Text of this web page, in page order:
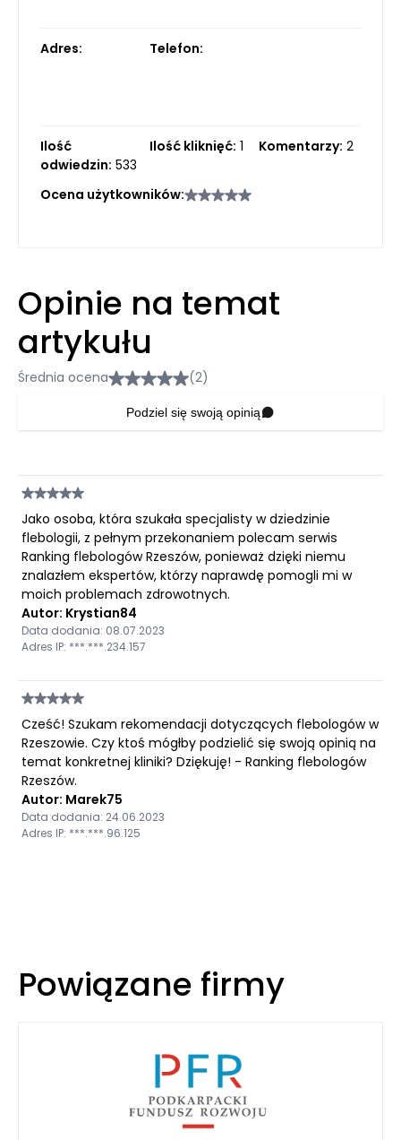
Adres: Telefon:
Ilość
odwiedzin: 533
Ilość kliknięć: 1 Komentarzy: 2
Ocena użytkowników:
Opinie na temat
artykułu
Średnia ocena (2)
Podziel się swoją opinią
Jako osoba, która szukała specjalisty w dziedzinie
flebologii, z pełnym przekonaniem polecam serwis
Ranking flebologów Rzeszów, ponieważ dzięki niemu
znalazłem ekspertów, którzy naprawdę pomogli mi w
moich problemach zdrowotnych.
Autor: Krystian84
Data dodania: 08.07.2023
Adres IP: ***.***.234.157
Cześć! Szukam rekomendacji dotyczących flebologów w
Rzeszowie. Czy ktoś mógłby podzielić się swoją opinią na
temat konkretnej kliniki? Dziękuję! - Ranking flebologów
Rzeszów.
Autor: Marek75
Data dodania: 24.06.2023
Adres IP: ***.***.96.125
Powiązane firmy